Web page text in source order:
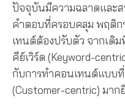
ปัจจุบันมีความฉลาดและส
คำตอบที่ครอบคลุม พฤติก
เทนต์ต้องปรับตัว จากเดิ
คีย์เวิร์ด (Keyword-
กับการทำคอนเทนต์แบบ
(Customer-centric) มาก